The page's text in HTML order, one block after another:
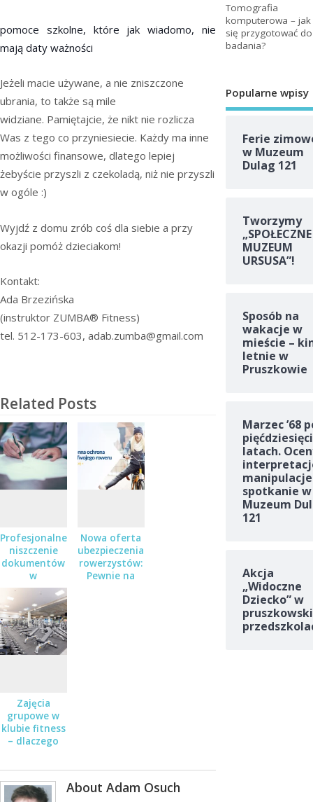
pomoce szkolne, które jak wiadomo, nie
mają daty ważności
Jeżeli macie używane, a nie zniszczone
ubrania, to także są mile
widziane. Pamiętajcie, że nikt nie rozlicza
Was z tego co przyniesiecie. Każdy ma inne
możliwości finansowe, dlatego lepiej
żebyście przyszli z czekoladą, niż nie przyszli
w ogóle :)
Wyjdź z domu zrób coś dla siebie a przy
okazji pomóż dzieciakom!
Kontakt:
Ada Brzezińska
(instruktor ZUMBA® Fitness)
tel. 512-173-603, adab.zumba@gmail.com
Related Posts
Profesjonalne
niszczenie
dokumentów
w
Pruszkowie,
Piastowie i
Warszawie
Nowa oferta
ubezpieczenia
rowerzystów:
Pewnie na
Zajęcia
grupowe w
klubie fitness
– dlaczego
About Adam Osuch
Tomografia
komputerowa – jak
się przygotować do
badania?
Popularne wpisy
Ferie
w Muzeum
Dulag 121
Tworzymy
„SPOŁECZNE
MUZEUM
URSUSA”!
Sposób na
wakacje w
mieście –
letnie w
Pruszkowie
Marzec ’68
latach.
spotkanie w
Muzeum
121
Akcja
„Widoczne
Dziecko” w